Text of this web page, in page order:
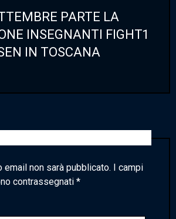
PARTE LA
INSEGNANTI FIGHT1
IN TOSCANA
email non sarà pubblicato.
I campi
contrassegnati *